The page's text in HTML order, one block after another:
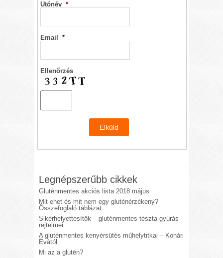
Utónév *
Email *
Ellenőrzés
Legnépszerűbb cikkek
Gluténmentes akciós lista 2018 május
Mit ehet és mit nem egy gluténérzékeny?
Összefoglaló táblázat.
Sikérhelyettesítők – gluténmentes tészta gyúrás
rejtelmei
A gluténmentes kenyérsütés műhelytitkai – Kohári
Évától
Mi az a glutén?